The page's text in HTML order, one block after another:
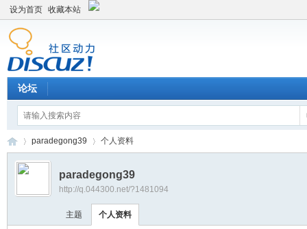
设为首页 收藏本站
论坛
›
paradegong39 个人资料
paradegong39
http://q.044300.net/?1481094
主题 个人资料